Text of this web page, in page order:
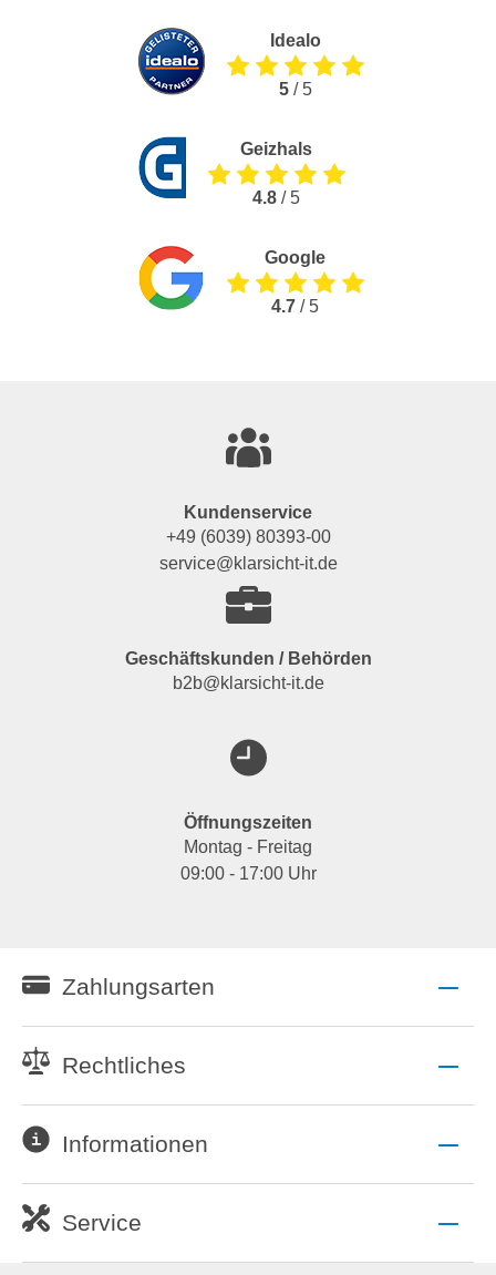
Idealo
5/ 5
Geizhals
4.8 / 5
Google
4.7 / 5
Kundenservice
+49 (6039) 80393-00
service@klarsicht-it.de
Geschäftskunden / Behörden
b2b@klarsicht-it.de
Öffnungszeiten
Montag - Freitag
09:00 - 17:00 Uhr
Zahlungsarten
Rechtliches
Informationen
Service